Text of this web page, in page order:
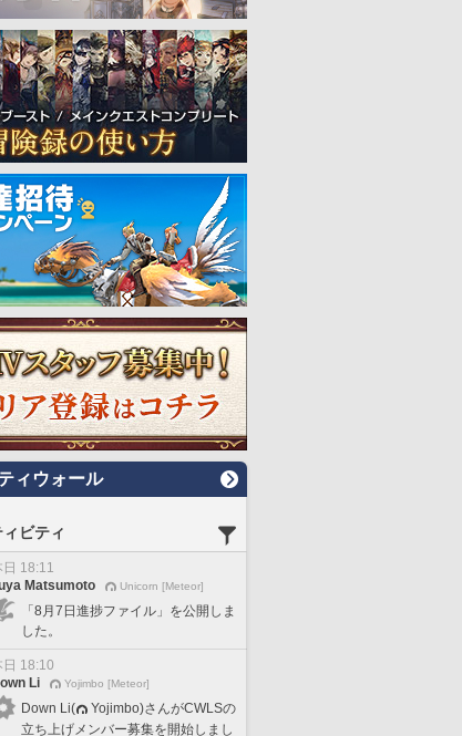
ィウォール
ビティ
日 18:11
Matsumoto
Unicorn [Meteor]
「8月7日進捗ファイル」を公開しま
した。
日 18:10
Li
Yojimbo [Meteor]
Down Li(
Yojimbo)さんがCWLSの
立ち上げメンバー募集を開始しまし